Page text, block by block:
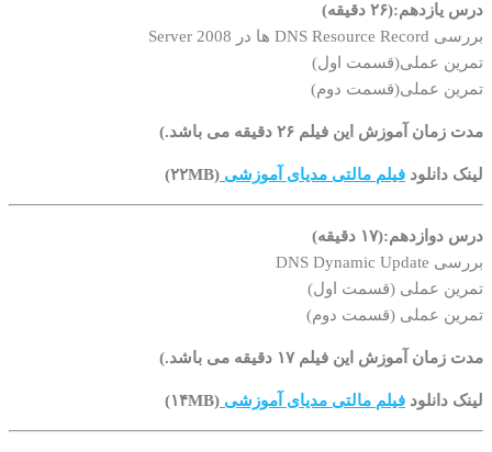
درس یازدهم:(۲۶ دقیقه)
بررسی DNS Resource Record ها در Server 2008
تمرین عملی(قسمت اول)
تمرین عملی(قسمت دوم)
مدت زمان آموزش این فیلم ۲۶ دقیقه می باشد.)
لینک دانلود فیلم مالتی مدیای آموزشی (۲۲MB)
درس دوازدهم:(۱۷ دقیقه)
بررسی DNS Dynamic Update
تمرین عملی (قسمت اول)
تمرین عملی (قسمت دوم)
مدت زمان آموزش این فیلم ۱۷ دقیقه می باشد.)
لینک دانلود فیلم مالتی مدیای آموزشی (۱۴MB)